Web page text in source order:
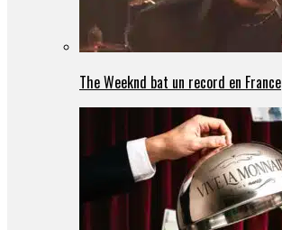
The Weeknd bat un record en France